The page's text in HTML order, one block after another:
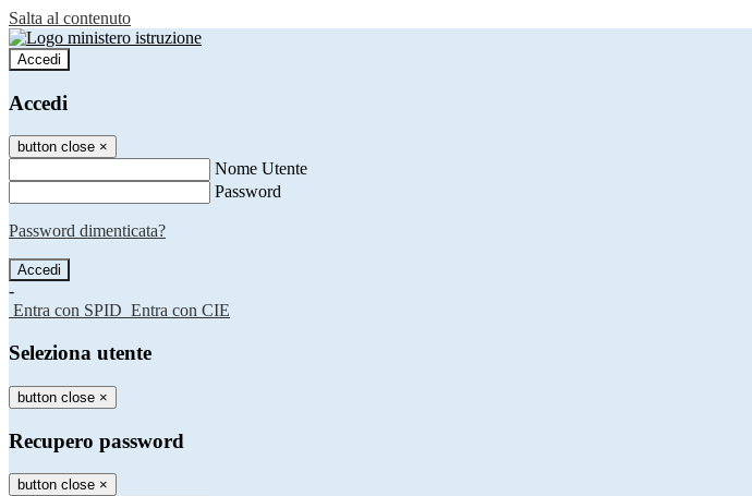
Salta al contenuto
Accedi
Accedi
button close ×
Nome Utente
Password
Password dimenticata?
-
Entra con SPID Entra con CIE
Seleziona utente
button close ×
Recupero password
button close ×